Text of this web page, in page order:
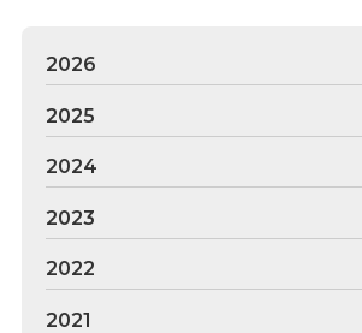
2026
2025
2024
2023
2022
2021